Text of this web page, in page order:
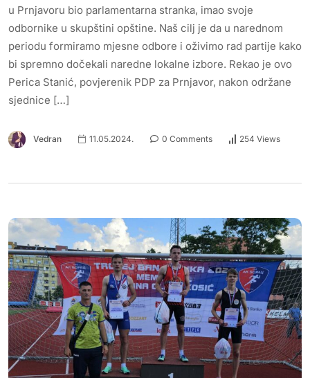
u Prnjavoru bio parlamentarna stranka, imao svoje
odbornike u skupštini opštine. Naš cilj je da u narednom
periodu formiramo mjesne odbore i oživimo rad partije kako
bi spremno dočekali naredne lokalne izbore. Rekao je ovo
Perica Stanić, povjerenik PDP za Prnjavor, nakon održane
sjednice […]
Vedran 11.05.2024. 0 Comments 254 Views